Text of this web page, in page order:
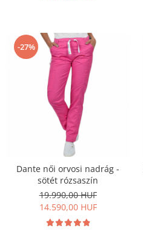
GYEREK SZANDÁL ÉS PAPUCS
STERILIZÁLHATÓ KLUMPA
TÉLI GYAPJÚ PAPUCSOK - női és
KIVEHETŐ TALPBETÉTES KLUMPA
BÜTYKÖS LÁBRA VALÓ PAPUCS
MUNKAVÉDELMI
-27%
Dante női orvosi nadrág -
sötét rózsaszín
19.990,00 HUF
14.590,00 HUF